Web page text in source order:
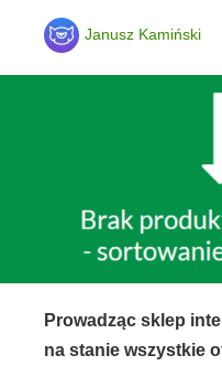
Janusz Kamiński
Prowadząc sklep
na stanie wszystkie